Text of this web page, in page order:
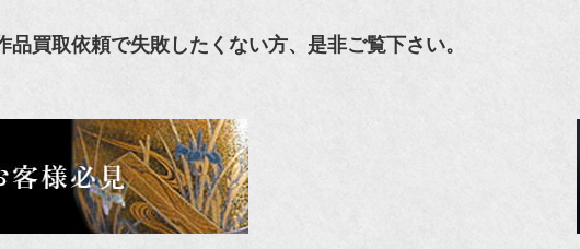
品買取依頼で失敗したくない方、是非ご覧下さい。